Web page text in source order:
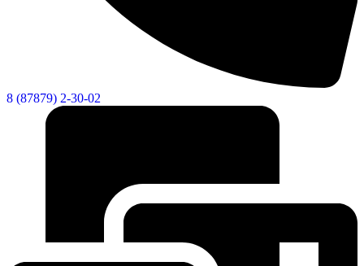
8 (87879) 2-30-02